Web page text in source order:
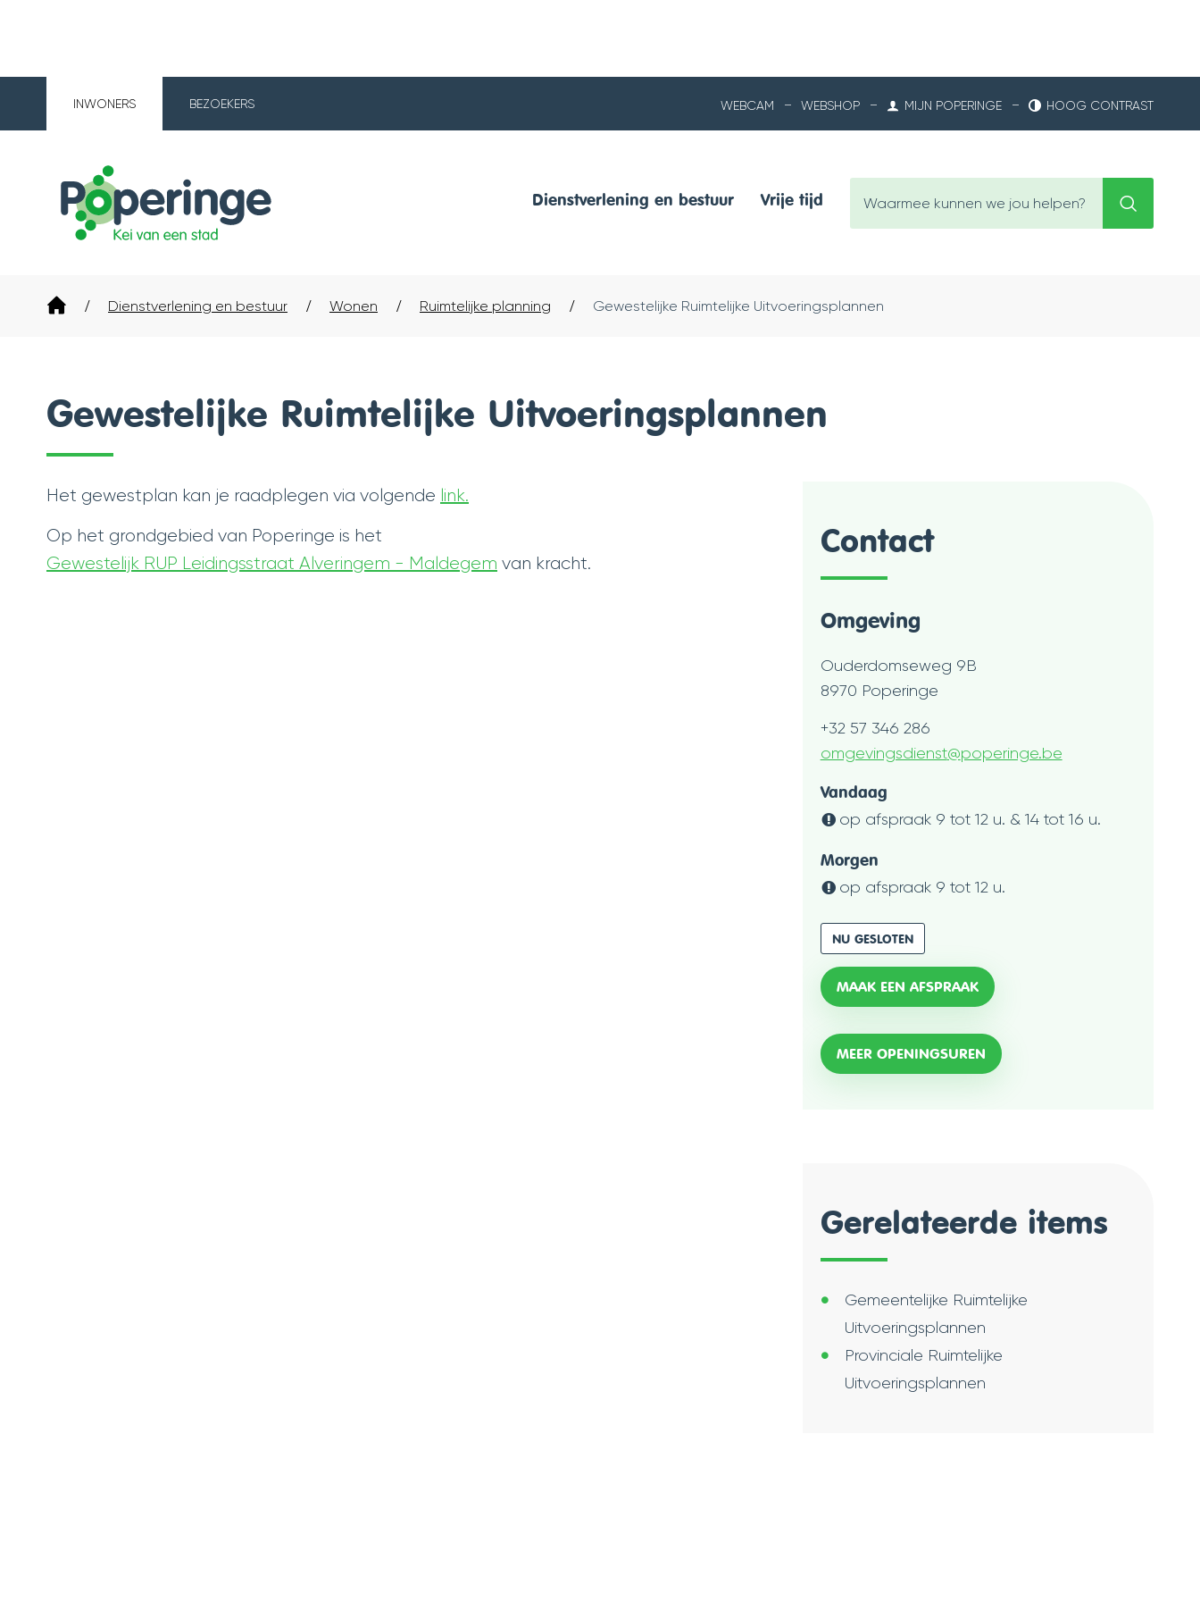
INWONERS BEZOEKERS WEBCAM WEBSHOP MIJN POPERINGE HOOG CONTRAST
Poperinge
helpen?
Dienstverlening en bestuur Vrije tijd
Startpagina
Dienstverlening en bestuur Wonen Ruimtelijke planning Gewestelijke Ruimtelijke Uitvoeringsplannen
Gewestelijke Ruimtelijke Uitvoeringsplannen
Het gewestplan kan je raadplegen via volgende link.
Op het grondgebied van Poperinge is het
Gewestelijk RUP Leidingsstraat Alveringem - Maldegem van kracht.
Contact
Omgeving
Adres
Ouderdomseweg 9B
,8970 Poperinge
Tel.
+32 57 346 286
E-
omgevingsdienst@poperinge.be
Openingsuren
Vandaag
op afspraak 9 tot 12 u. & 14tot 16 u.
Morgen
op afspraak 9 tot 12 u.
NU GESLOTEN
MAAK EEN AFSPRAAK
MEER OPENINGSURENOMGEVING
Gerelateerde items
Gemeentelijke Ruimtelijke
Uitvoeringsplannen
Provinciale Ruimtelijke
Uitvoeringsplannen